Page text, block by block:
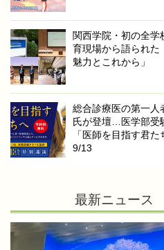
関西学院・初の全
育現場から語られた
魅力とこれから」
総合診療医の第一人
氏が登壇…医学部受
「医師を目指す君
9/13
最新ニュース